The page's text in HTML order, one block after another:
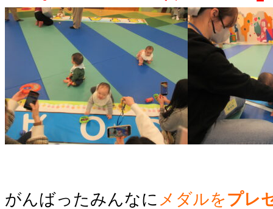
がんばったみんなに メダルをプレ